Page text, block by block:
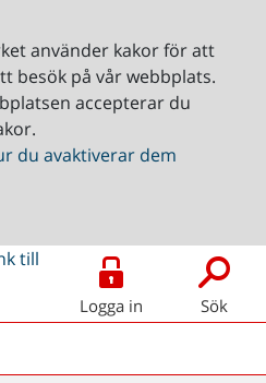
använder kakor för att
besök på vår webbplats.
accepterar du
du avaktiverar dem
Logga in Sök